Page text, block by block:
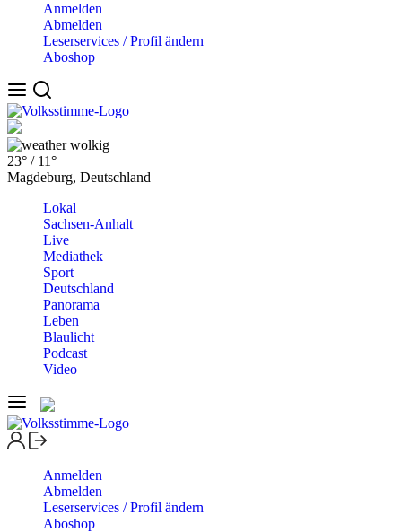
Anmelden
Abmelden
Leserservices / Profil ändern
Aboshop
wolkig
23° / 11°
Magdeburg, Deutschland
Lokal
Sachsen-Anhalt
Live
Mediathek
Sport
Deutschland
Panorama
Leben
Blaulicht
Podcast
Video
Anmelden
Abmelden
Leserservices / Profil ändern
Aboshop